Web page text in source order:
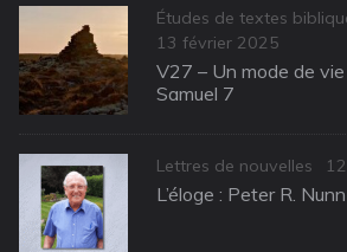
Categories
Études de textes
Posted
on
13 février 2025
V27 – Un mode de
Samuel 7
Categories
Lettres de nouvelles
on
L’éloge : Peter R. Nunn